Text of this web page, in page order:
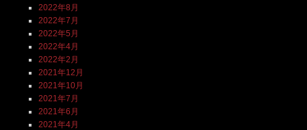
2022年8月
2022年7月
2022年5月
2022年4月
2022年2月
2021年12月
2021年10月
2021年7月
2021年6月
2021年4月